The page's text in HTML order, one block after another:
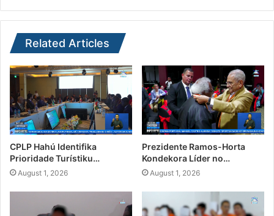
Related Articles
CPLP Hahú Identifika
Prioridade Turístiku…
August 1, 2026
Prezidente Ramos-Horta
Kondekora Líder no…
August 1, 2026